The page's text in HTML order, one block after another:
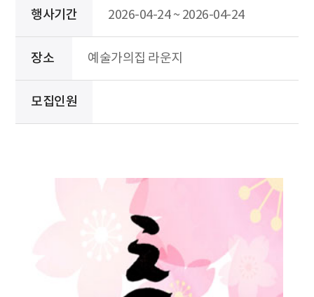
행사기간 2026-04-24 ~ 2026-04-24
장소 예술가의집 라운지
모집인원